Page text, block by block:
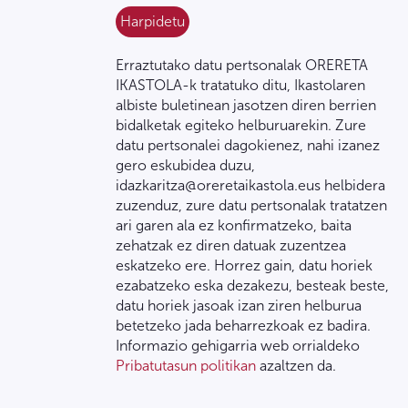
Erraztutako datu pertsonalak ORERETA
IKASTOLA-k tratatuko ditu, Ikastolaren
albiste buletinean jasotzen diren berrien
bidalketak egiteko helburuarekin. Zure
datu pertsonalei dagokienez, nahi izanez
gero eskubidea duzu,
idazkaritza@oreretaikastola.eus helbidera
zuzenduz, zure datu pertsonalak tratatzen
ari garen ala ez konfirmatzeko, baita
zehatzak ez diren datuak zuzentzea
eskatzeko ere. Horrez gain, datu horiek
ezabatzeko eska dezakezu, besteak beste,
datu horiek jasoak izan ziren helburua
betetzeko jada beharrezkoak ez badira.
Informazio gehigarria web orrialdeko
Pribatutasun politikanazaltzen da.